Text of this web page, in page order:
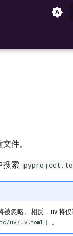
件。
搜索
忽略。相反，uv 将
uv/uv.toml ）。